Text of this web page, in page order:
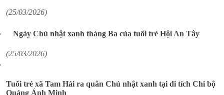
(25/03/2026)
Ngày Chủ nhật xanh tháng Ba của tuổi trẻ Hội An Tây
(25/03/2026)
Tuổi trẻ xã Tam Hải ra quân Chủ nhật xanh tại di tích Chi bộ
Quảng Ánh Minh